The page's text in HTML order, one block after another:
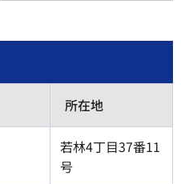
所在地
若林4丁目37番11
号